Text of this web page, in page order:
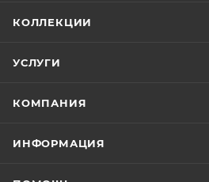
КОЛЛЕКЦИИ
УСЛУГИ
КОМПАНИЯ
ИНФОРМАЦИЯ